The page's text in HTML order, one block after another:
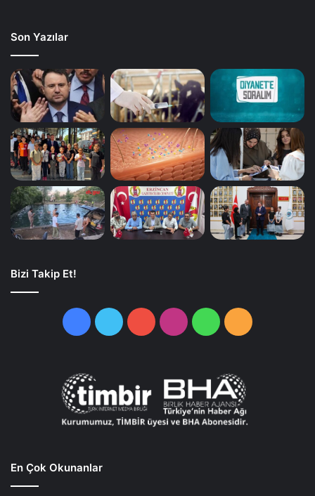
Son Yazılar
Bizi Takip Et!
FacebookTwitterYouTubeInstagramWhatsApp
RSS
En Çok Okunanlar